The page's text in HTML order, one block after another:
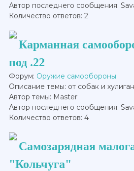
Автор последнего сообщения:
Количество ответов: 2
Карманная
под .22
Форум: Оружие самообороны
Описание темы: от собак и
Автор темы: Master
Автор последнего сообщения:
Количество ответов: 4
Самозарядная
"Кольчуга"